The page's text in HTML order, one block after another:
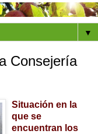
▼
Consejería
Situación en la
que se
encuentran los